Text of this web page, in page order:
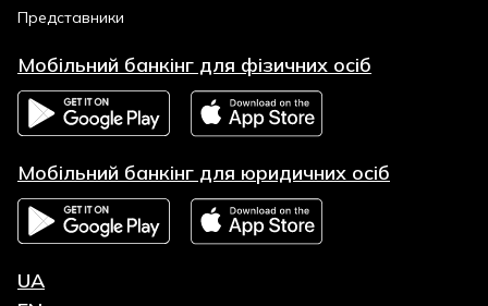
Представники
Мобільний банкінг для фізичних осіб
Мобільний банкінг для юридичних осіб
UA